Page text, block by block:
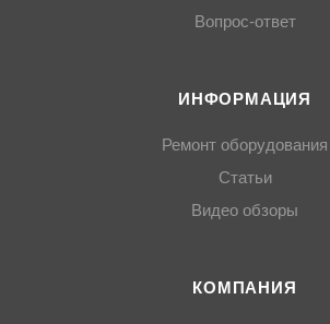
Вопрос-ответ
ИНФОРМАЦИЯ
Ремонт оборудования
Статьи
Видео обзоры
КОМПАНИЯ